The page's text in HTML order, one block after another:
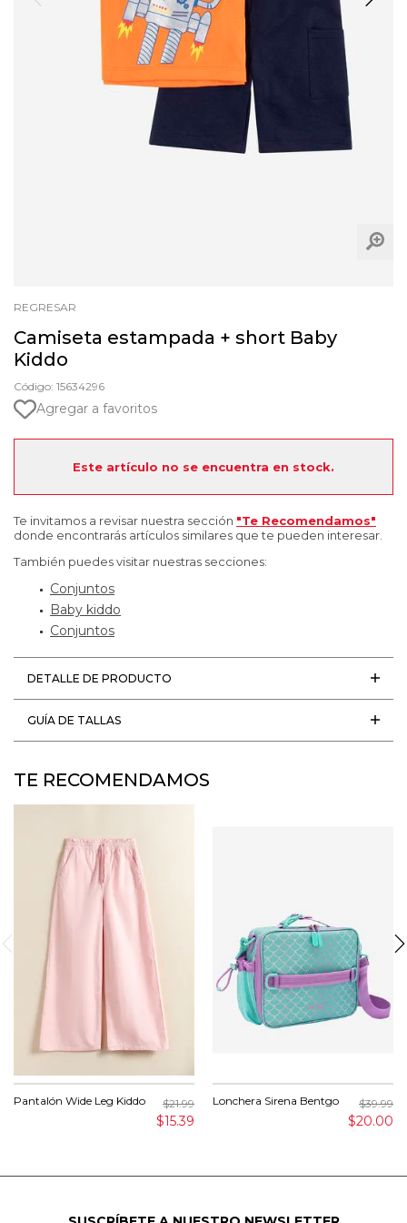
REGRESAR
Camiseta estampada + short Baby
Kiddo
Código: 15634296
Agregar a favoritos
Este artículo no se encuentra en stock.
Te invitamos a revisar nuestra sección "Te Recomendamos"
donde encontrarás artículos similares que te pueden interesar.
También puedes visitar nuestras secciones:
Conjuntos
Baby kiddo
Conjuntos
DETALLE DE PRODUCTO
GUÍA DE TALLAS
TE RECOMENDAMOS
Pantalón Wide Leg Kiddo $21.99
$15.39
Lonchera Sirena Bentgo $39.99
$20.00